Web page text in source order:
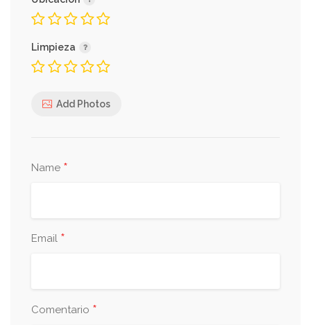
Limpieza
Add Photos
Name *
Email *
Comentario *